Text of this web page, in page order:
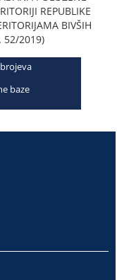
REPUBLIKE
BIVŠIH
52/2019)
baze